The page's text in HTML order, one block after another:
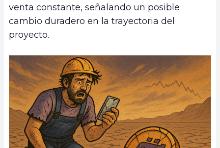
venta constante, señalando un posible
cambio duradero en la trayectoria del
proyecto.